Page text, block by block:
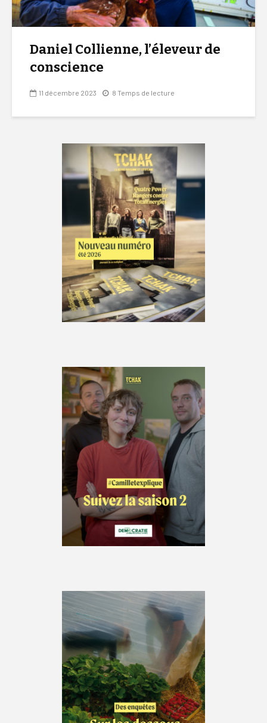
Daniel Collienne, l’éleveur de
conscience
11 décembre 2023 8 Temps de lecture